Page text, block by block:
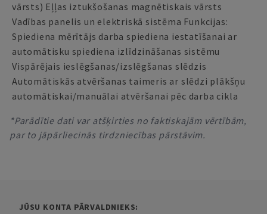
vārsts) Eļļas iztukšošanas magnētiskais vārsts
Vadības panelis un elektriskā sistēma Funkcijas:
Spiediena mērītājs darba spiediena iestatīšanai ar
automātisku spiediena izlīdzināšanas sistēmu
Vispārējais ieslēgšanas/izslēgšanas slēdzis
Automātiskās atvēršanas taimeris ar slēdzi plākšņu
automātiskai/manuālai atvēršanai pēc darba cikla
*Parādītie dati var atšķirties no faktiskajām vērtībām,
par to jāpārliecinās tirdzniecības pārstāvim.
JŪSU KONTA PĀRVALDNIEKS: